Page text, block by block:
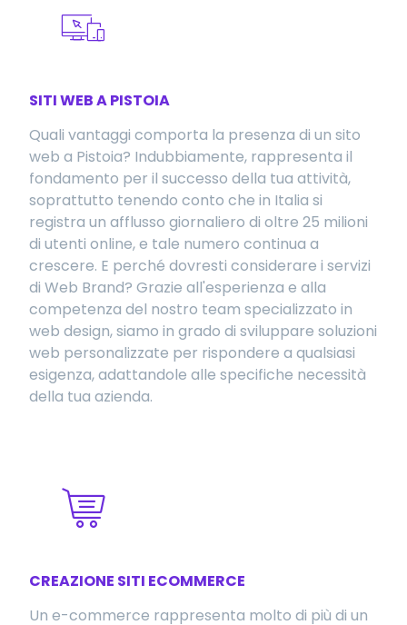
SITI WEB A PISTOIA
Quali vantaggi comporta la presenza di un sito
web a Pistoia? Indubbiamente, rappresenta il
fondamento per il successo della tua attività,
soprattutto tenendo conto che in Italia si
registra un afflusso giornaliero di oltre 25 milioni
di utenti online, e tale numero continua a
crescere. E perché dovresti considerare i servizi
di Web Brand? Grazie all'esperienza e alla
competenza del nostro team specializzato in
web design, siamo in grado di sviluppare soluzioni
web personalizzate per rispondere a qualsiasi
esigenza, adattandole alle specifiche necessità
della tua azienda.
CREAZIONE SITI ECOMMERCE
Un e-commerce rappresenta molto di più di un